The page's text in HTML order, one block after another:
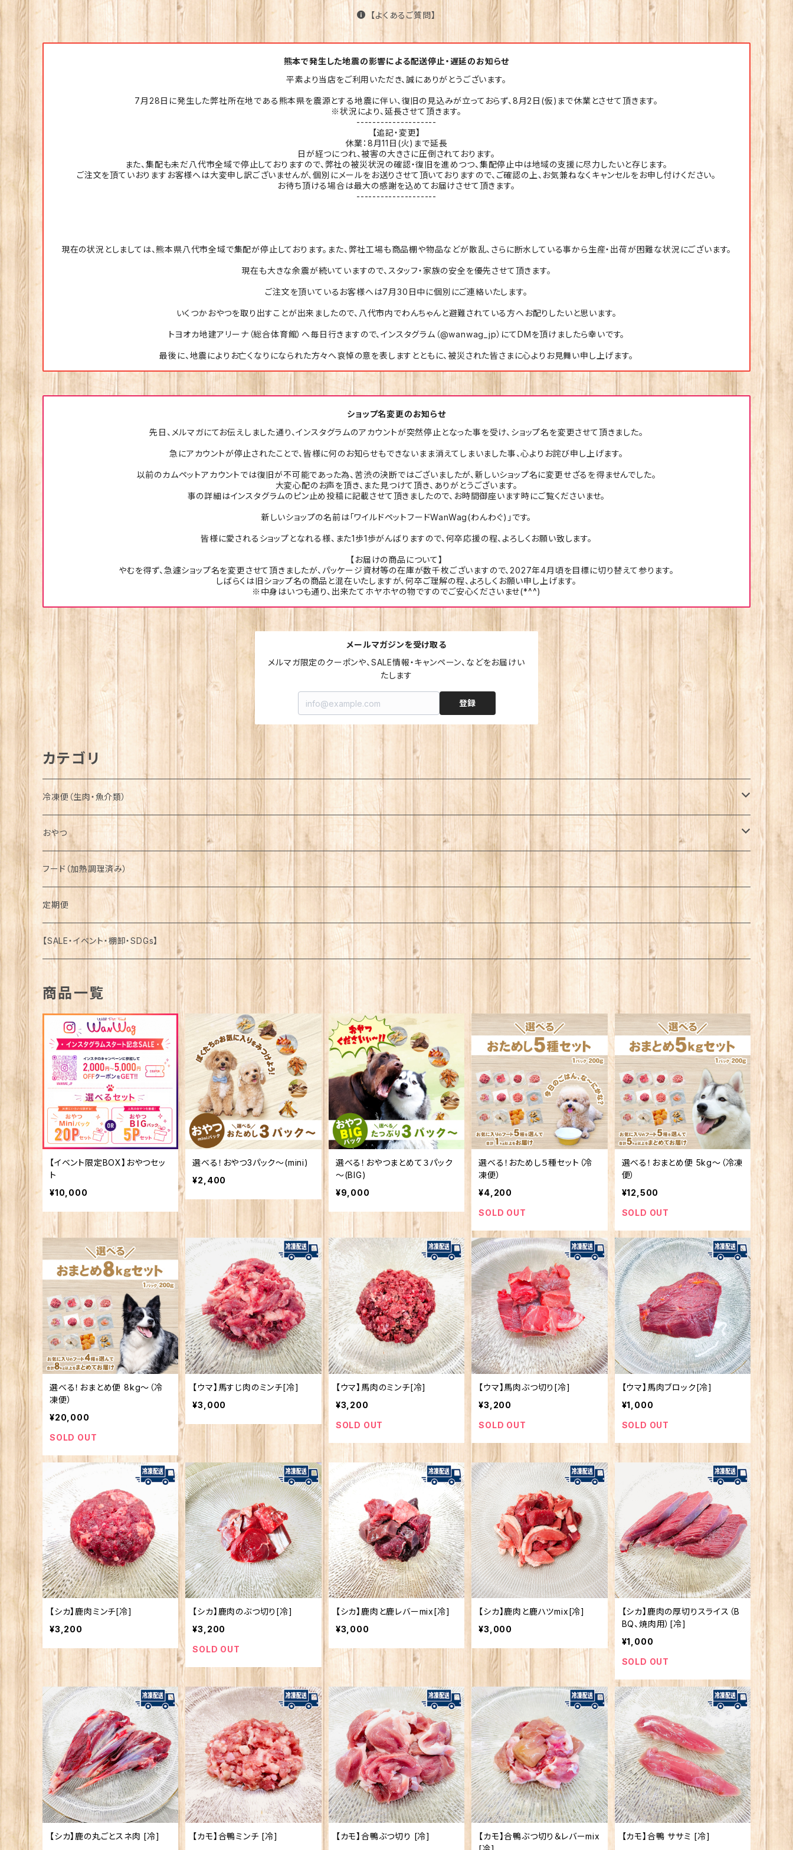
【よくあるご質問】
熊本で発生した地震の影響による配送停止・遅延のお知らせ
平素より当店をご利用いただき、誠にありがとうございます。
7月28日に発生した弊社所在地である熊本県を震源とする地震に伴い、復旧の見込みが立っておらず、8月2日(仮)まで休業とさせて頂きます。
※状況により、延長させて頂きます。
--------------------
【追記・変更】
休業：8月11日(火)まで延長
日が経つにつれ、被害の大きさに圧倒されております。
また、集配も未だ八代市全域で停止しておりますので、弊社の被災状況の確認・復旧を進めつつ、集配停止中は地域の支援に尽力したいと存じます。
ご注文を頂ていおりますお客様へは大変申し訳ございませんが、個別にメールをお送りさせて頂いておりますので、ご確認の上、お気兼ねなくキャンセルをお申し付けください。
お待ち頂ける場合は最大の感謝を込めてお届けさせて頂きます。
--------------------
現在の状況としましては、熊本県八代市全域で集配が停止しております。また、弊社工場も商品棚や物品などが散乱、さらに断水している事から生産・出荷が困難な状況にございます。
現在も大きな余震が続いていますので、スタッフ・家族の安全を優先させて頂きます。
ご注文を頂いているお客様へは7月30日中に個別にご連絡いたします。
いくつかおやつを取り出すことが出来ましたので、八代市内でわんちゃんと避難されている方へお配りしたいと思います。
トヨオカ地建アリーナ（総合体育館）へ毎日行きますので、インスタグラム（@wanwag_jp）にてDMを頂けましたら幸いです。
最後に、地震によりお亡くなりになられた方々へ哀悼の意を表しますとともに、被災された皆さまに心よりお見舞い申し上げます。
ショップ名変更のお知らせ
先日、メルマガにてお伝えしました通り、インスタグラムのアカウントが突然停止となった事を受け、ショップ名を変更させて頂きました。
急にアカウントが停止されたことで、皆様に何のお知らせもできないまま消えてしまいました事、心よりお詫び申し上げます。
以前のカムペットアカウントでは復旧が不可能であった為、苦渋の決断ではございましたが、新しいショップ名に変更せざるを得ませんでした。
大変心配のお声を頂き、また見つけて頂き、ありがとうございます。
事の詳細はインスタグラムのピン止め投稿に記載させて頂きましたので、お時間御座います時にご覧くださいませ。
新しいショップの名前は「ワイルドペットフードWanWag(わんわぐ)」です。
皆様に愛されるショップとなれる様、また1歩1歩がんばりますので、何卒応援の程、よろしくお願い致します。
【お届けの商品について】
やむを得ず、急遽ショップ名を変更させて頂きましたが、パッケージ資材等の在庫が数千枚ございますので、2027年4月頃を目標に切り替えて参ります。
しばらくは旧ショップ名の商品と混在いたしますが、何卒ご理解の程、よろしくお願い申し上げます。
※中身はいつも通り、出来たてホヤホヤの物ですのでご安心くださいませ(*^^)
メールマガジンを受け取る
メルマガ限定のクーポンや、SALE情報・キャンペーン、などをお届けい
たします
登録
カテゴリ
冷凍便（生肉・魚介類）
詰合せ-Assortment-
馬-Horse-
鹿-Venison-
鴨-Duck-
豚-Pork-
鶏-Chicken-
魚介類-Seafood-
おやつ
詰合せ-Assortment-
馬-Horse-
鹿-Venison-
牛-Beef-
豚-Pork-
鶏-Chicken-
魚介類-Seafood-
フード（加熱調理済み）
定期便
【SALE・イベント・棚卸・SDGs】
商品一覧
【イベント限定BOX】おやつセッ
ト
¥10,000
選べる！おやつ3パック～(mini)
¥2,400
選べる！おやつまとめて３パック
～(BIG)
¥9,000
選べる！おためし５種セット（冷
凍便）
¥4,200
SOLD OUT
選べる！おまとめ便 5kg〜（冷凍
便）
¥12,500
SOLD OUT
選べる！おまとめ便 8kg〜（冷
凍便）
¥20,000
SOLD OUT
【ウマ】馬すじ肉のミンチ[冷]
¥3,000
【ウマ】馬肉のミンチ[冷]
¥3,200
SOLD OUT
【ウマ】馬肉ぶつ切り[冷]
¥3,200
SOLD OUT
【ウマ】馬肉ブロック[冷]
¥1,000
SOLD OUT
【シカ】鹿肉ミンチ[冷]
¥3,200
【シカ】鹿肉のぶつ切り[冷]
¥3,200
SOLD OUT
【シカ】鹿肉と鹿レバーmix[冷]
¥3,000
【シカ】鹿肉と鹿ハツmix[冷]
¥3,000
【シカ】鹿肉の厚切りスライス（B
BQ、焼肉用）[冷]
¥1,000
SOLD OUT
【シカ】鹿の丸ごとスネ肉 [冷]
【カモ】合鴨ミンチ [冷]
【カモ】合鴨ぶつ切り [冷]
【カモ】合鴨ぶつ切り＆レバーmix
【カモ】合鴨 ササミ [冷]